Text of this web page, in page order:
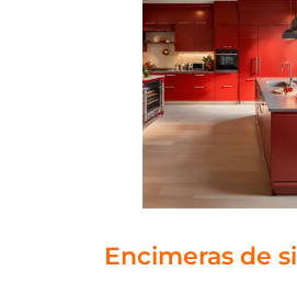
Encimeras de